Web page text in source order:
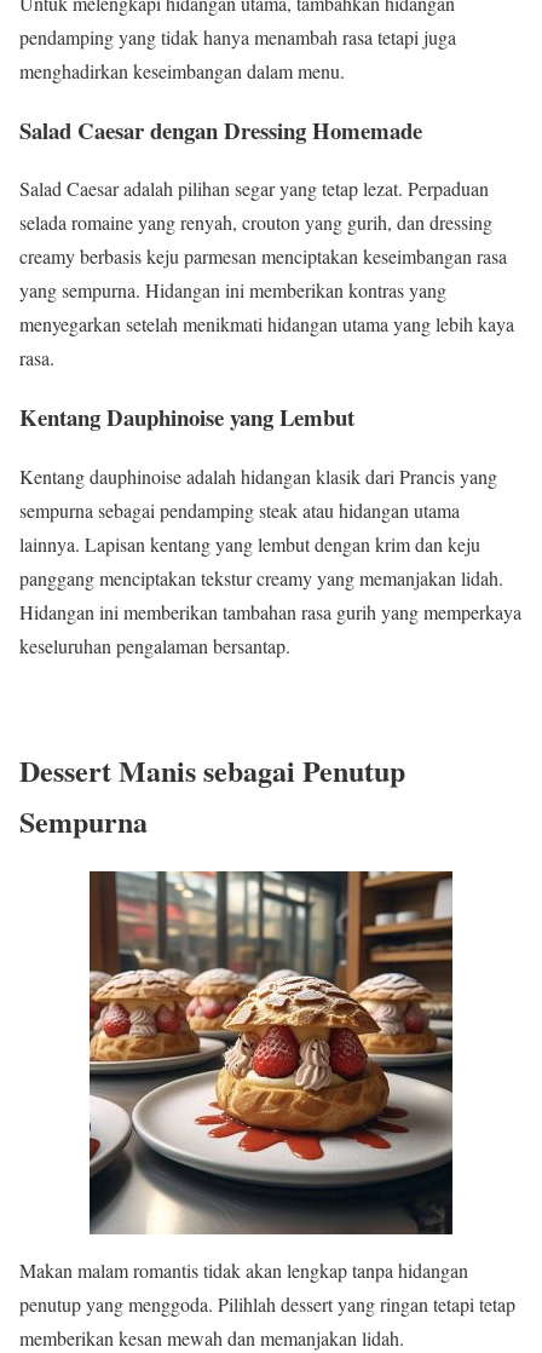
pendamping yang tidak hanya menambah rasa tetapi juga
menghadirkan keseimbangan dalam menu.
Salad Caesar dengan Dressing Homemade
Salad Caesar adalah pilihan segar yang tetap lezat. Perpaduan
selada romaine yang renyah, crouton yang gurih, dan dressing
creamy berbasis keju parmesan menciptakan keseimbangan rasa
yang sempurna. Hidangan ini memberikan kontras yang
menyegarkan setelah menikmati hidangan utama yang lebih kaya
rasa.
Kentang Dauphinoise yang Lembut
Kentang dauphinoise adalah hidangan klasik dari Prancis yang
sempurna sebagai pendamping steak atau hidangan utama
lainnya. Lapisan kentang yang lembut dengan krim dan keju
panggang menciptakan tekstur creamy yang memanjakan lidah.
Hidangan ini memberikan tambahan rasa gurih yang memperkaya
keseluruhan pengalaman bersantap.
Dessert Manis sebagai Penutup
Sempurna
Makan malam romantis tidak akan lengkap tanpa hidangan
penutup yang menggoda. Pilihlah dessert yang ringan tetapi tetap
memberikan kesan mewah dan memanjakan lidah.